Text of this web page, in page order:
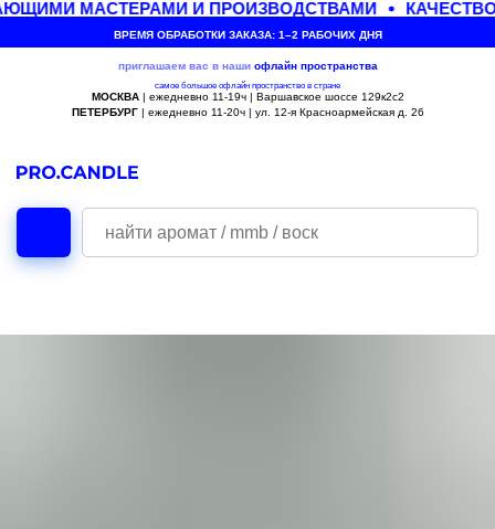
МАСТЕРАМИ И ПРОИЗВОДСТВАМИ
ВРЕМЯ ОБРАБОТКИ ЗАКАЗА: 1–2 РАБОЧИХ ДНЯ
приглашаем вас в наши офлайн пространства
самое большое офлайн пространство в стране
МОСКВА| ежедневно 11-19ч | Варшавское шоссе 129к2с2
ПЕТЕРБУРГ| ежедневно 11-20ч | ул. 12-я Красноармейская д. 26